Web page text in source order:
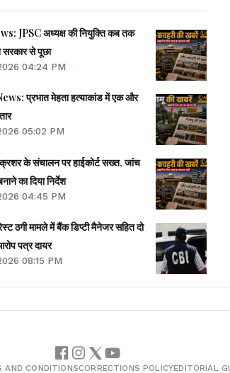
JPSC अध्यक्ष की नियुक्ति कब तक
सरकार से पूछा
04:24 PM
प्रभात मेहता हत्याकांड में एक और
05:02 PM
के संचालन पर हाईकोर्ट सख्त, जांच
का दिया निर्देश
04:45 PM
ठगी मामले में बैंक डिप्टी मैनेजर सहित दो
पत्र दायर
08:15 PM
AND CONDITIONSCORRECTIONS POLICYEDITORIAL